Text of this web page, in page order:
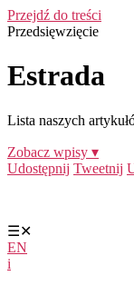
Przejdź do treści
Przedsięwzięcie
Estrada
Lista naszych
Zobacz wpisy ▾
Udostępnij Tweetnij
☰✕
EN
i